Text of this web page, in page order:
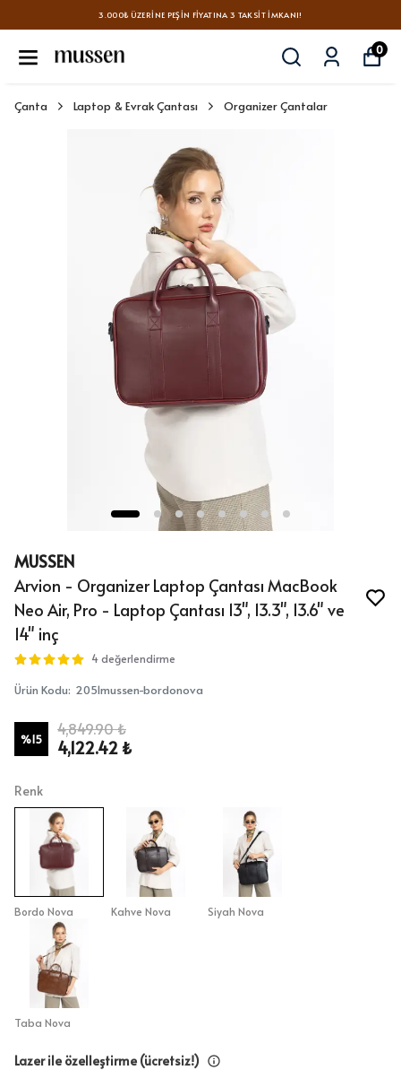
3.000₺ ÜZERINE PEŞIN FIYATINA 3 TAKSIT İMKANI!
0
Çanta Laptop & Evrak Çantası Organizer Çantalar
MUSSEN
Arvion - Organizer Laptop Çantası MacBook
Neo Air, Pro - Laptop Çantası 13", 13.3", 13.6" ve
14" inç
4 değerlendirme
Ürün Kodu: 2051mussen-bordonova
%15
4,849.90 ₺
4,122.42 ₺
Renk
Bordo Nova Kahve Nova Siyah Nova
Taba Nova
Lazer ile özelleştirme (ücretsiz!)